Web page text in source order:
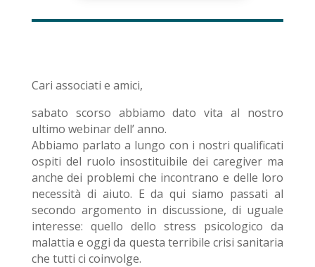
Cari associati e amici,
sabato scorso abbiamo dato vita al nostro
ultimo webinar dell’ anno.
Abbiamo parlato a lungo con i nostri qualificati
ospiti del ruolo insostituibile dei caregiver ma
anche dei problemi che incontrano e delle loro
necessità di aiuto. E da qui siamo passati al
secondo argomento in discussione, di uguale
interesse: quello dello stress psicologico da
malattia e oggi da questa terribile crisi sanitaria
che tutti ci coinvolge.